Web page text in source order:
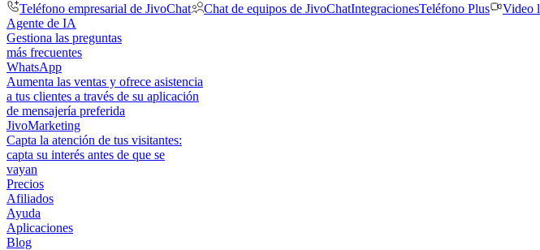
Teléfono empresarial de JivoChat
Chat de equipos de JivoChatIntegracionesTeléfono Plus Video
Agente de IA
Gestiona las preguntas
más frecuentes
WhatsApp
Aumenta las ventas y ofrece asistencia
a tus clientes a través de su aplicación
de mensajería preferida
JivoMarketing
Capta la atención de tus visitantes:
capta su interés antes de que se
vayan
Precios
Afiliados
Ayuda
Aplicaciones
Blog